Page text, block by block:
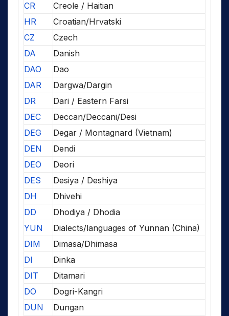
CR
Creole / Haitian
HR
Croatian/Hrvatski
CZ
Czech
DA
Danish
DAO
Dao
DAR
Dargwa/Dargin
DR
Dari / Eastern Farsi
DEC
Deccan/Deccani/Desi
DEG
Degar / Montagnard (Vietnam)
DEN
Dendi
DEO
Deori
DES
Desiya / Deshiya
DH
Dhivehi
DD
Dhodiya / Dhodia
YUN
Dialects/languages of Yunnan (China)
DIM
Dimasa/Dhimasa
DI
Dinka
DIT
Ditamari
DO
Dogri-Kangri
DUN
Dungan